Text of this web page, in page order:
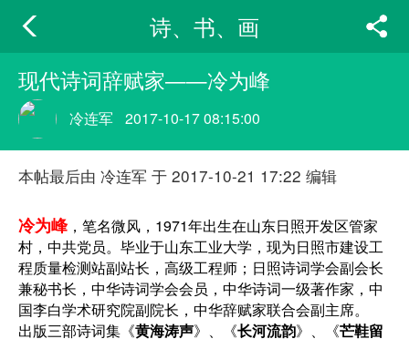
诗、书、画
现代诗词辞赋家——冷为峰
冷连军 2017-10-17 08:15:00
本帖最后由 冷连军 于 2017-10-21 17:22 编辑
冷为峰，笔名微风， 1971年出生在山东日照开发区管家
村，中共党员。毕业于山东工业大学，现为日照市建设工
程质量检测站副站长，高级工程师；日照诗词学会副会长
兼秘书长，中华诗词学会会员，中华诗词一级著作家，中
国李白学术研究院副院长，中华辞赋家联合会副主席。
出版三部诗词集《黄海涛声》、《长河流韵》、《芒鞋留